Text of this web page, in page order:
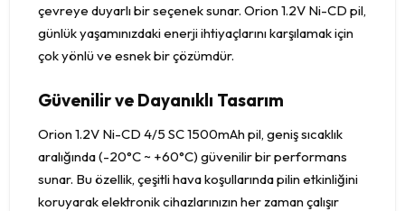
çevreye duyarlı bir seçenek sunar. Orion 1.2V Ni-CD pil,
günlük yaşamınızdaki enerji ihtiyaçlarını karşılamak için
çok yönlü ve esnek bir çözümdür.
Güvenilir ve Dayanıklı Tasarım
Orion 1.2V Ni-CD 4/5 SC 1500mAh pil, geniş sıcaklık
aralığında (-20°C ~ +60°C) güvenilir bir performans
sunar. Bu özellik, çeşitli hava koşullarında pilin etkinliğini
koruyarak elektronik cihazlarınızın her zaman çalışır